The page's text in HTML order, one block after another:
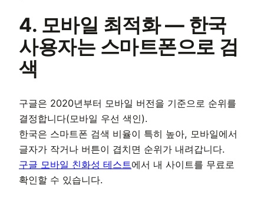
4. 모바일 최적화 — 한국
사용자는 스마트폰으로 검
색
구글은 2020년부터 모바일 버전을 기준으로 순위를
결정합니다(모바일 우선 색인).
한국은 스마트폰 검색 비율이 특히 높아, 모바일에서
글자가 작거나 버튼이 겹치면 순위가 내려갑니다.
구글 모바일 친화성 테스트에서 내 사이트를 무료로
확인할 수 있습니다.